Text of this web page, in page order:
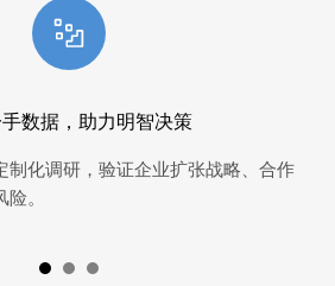
数据，助力明智决策
制化调研，验证企业扩张战略、合作
。